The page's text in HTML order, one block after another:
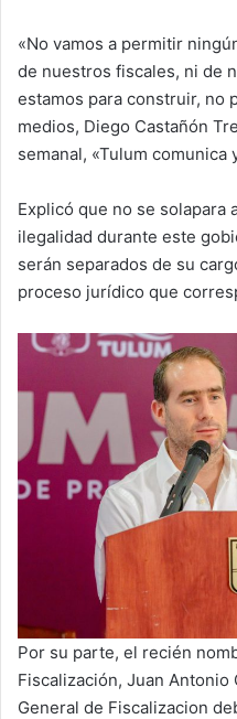
«No vamos a permitir
de nuestros fiscales, ni de
estamos para construir, no
medios, Diego Castañón
semanal, «Tulum comunica
Explicó que no se solapara
ilegalidad durante este
serán separados de su
proceso jurídico que
Por su parte, el recién
Fiscalización, Juan
General de Fiscalizacion